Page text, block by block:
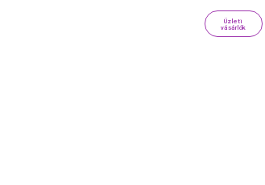
Üzleti
vásárlók